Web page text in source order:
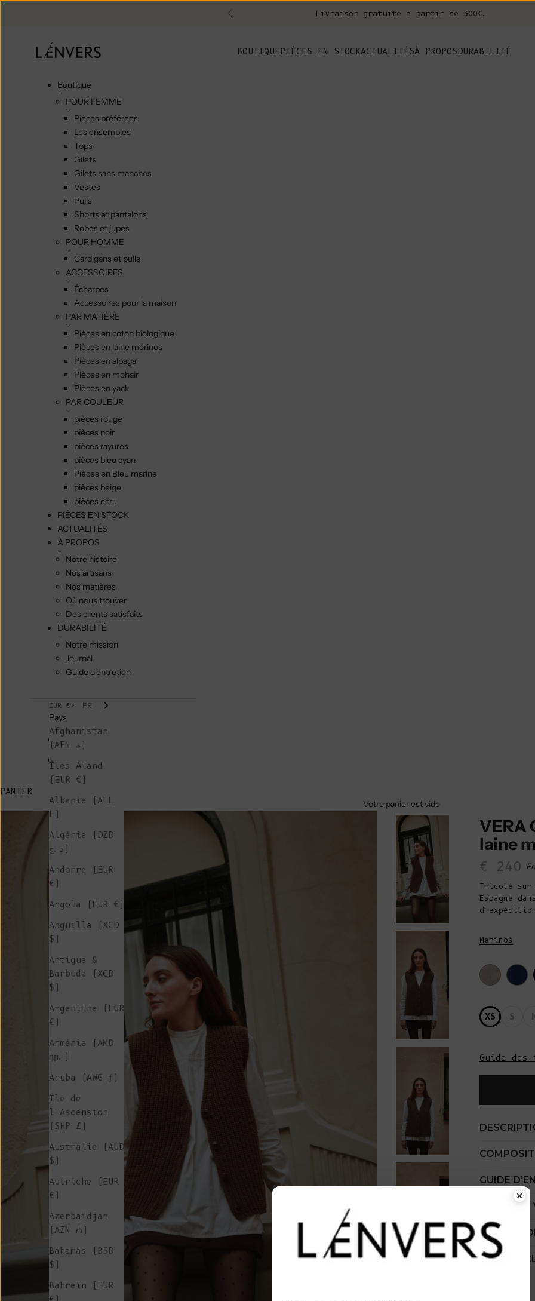
Précédent Livraison gratuite à partir de 300€.
L'ENVERS BOUTIQUEPIÈCES EN STOCKACTUALITÉSÀ PROPOSDURABILITÉ
Boutique
POUR FEMME
Pièces préférées
Les ensembles
Tops
Gilets
Gilets sans manches
Vestes
Pulls
Shorts et pantalons
Robes et jupes
POUR HOMME
Cardigans et pulls
ACCESSOIRES
Écharpes
Accessoires pour la maison
PAR MATIÈRE
Pièces en coton biologique
Pièces en laine mérinos
Pièces en alpaga
Pièces en mohair
Pièces en yack
PAR COULEUR
pièces rouge
pièces noir
pièces rayures
pièces bleu cyan
Pièces en Bleu marine
pièces beige
pièces écru
PIÈCES EN STOCK
ACTUALITÉS
À PROPOS
Notre histoire
Nos artisans
Nos matières
Où nous trouver
Des clients satisfaits
DURABILITÉ
Notre mission
Journal
Guide d'entretien
EUR €
Pays
Afghanistan
(AFN ؋)
Îles Åland
(EUR €)
Albanie (ALL
L)
Algérie (DZD
د.ج)
Andorre (EUR
€)
Angola (EUR €)
Anguilla (XCD
$)
Antigua &
Barbuda (XCD
$)
Argentine (EUR
€)
Arménie (AMD
դր.)
Aruba (AWG ƒ)
Île de
l'Ascension
(SHP £)
Australie (AUD
$)
Autriche (EUR
€)
Azerbaïdjan
(AZN ₼)
Bahamas (BSD
$)
Bahreïn (EUR
FR
PANIER
Votre panier est vide
VERA
laine
Prix
€ 240
Tricoté sur
Espagne
Mérinos
XS S
Guide
GUIDE
COÛT
SERVICE